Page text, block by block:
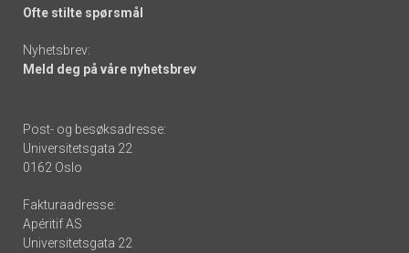
Ofte stilte spørsmål
Nyhetsbrev:
Meld deg på våre nyhetsbrev
Post- og besøksadresse:
Universitetsgata 22
0162 Oslo
Fakturaadresse:
Apéritif AS
Universitetsgata 22